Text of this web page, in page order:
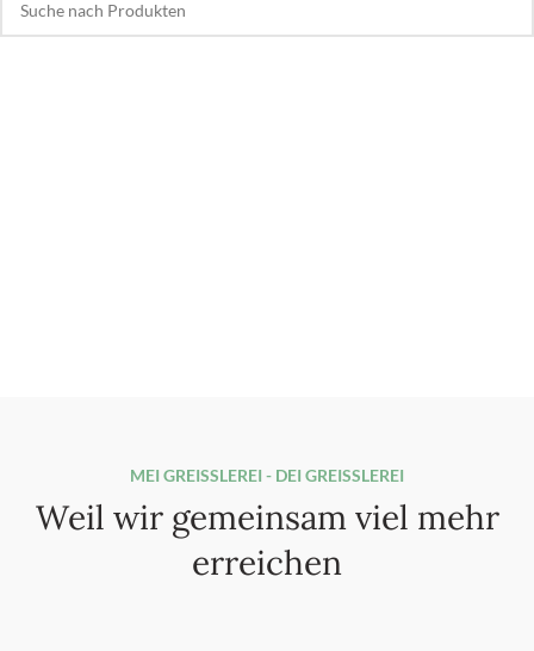
MEI GREISSLEREI - DEI GREISSLEREI
Weil wir gemeinsam viel mehr
erreichen